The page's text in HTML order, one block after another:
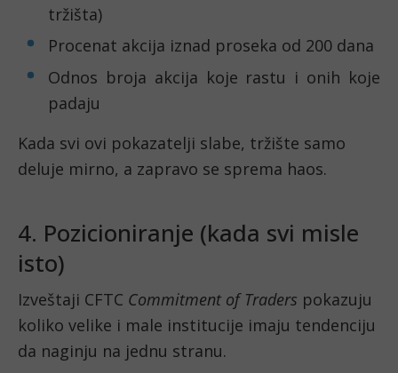
tržišta)
Procenat akcija iznad proseka od 200 dana
Odnos broja akcija koje rastu i onih koje
padaju
Kada svi ovi pokazatelji slabe, tržište samo
deluje mirno, a zapravo se sprema haos.
4. Pozicioniranje (kada svi misle
isto)
Izveštaji CFTC Commitment of Traders pokazuju
koliko velike i male institucije imaju tendenciju
da naginju na jednu stranu.